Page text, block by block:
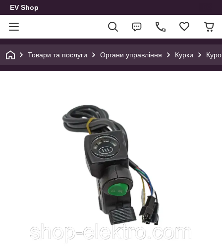
EV Shop
Товари та послуги Органи управління Курки